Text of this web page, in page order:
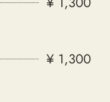
¥ 1,300